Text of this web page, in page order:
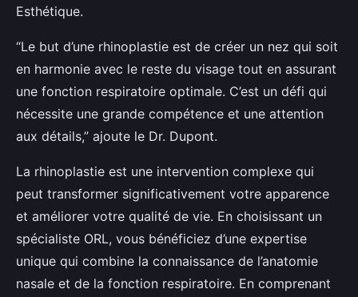
Esthétique.
“Le but d’une rhinoplastie est de créer un nez qui soit
en harmonie avec le reste du visage tout en assurant
une fonction respiratoire optimale. C’est un défi qui
nécessite une grande compétence et une attention
aux détails,” ajoute le Dr. Dupont.
La rhinoplastie est une intervention complexe qui
peut transformer significativement votre apparence
et améliorer votre qualité de vie. En choisissant un
spécialiste ORL, vous bénéficiez d’une expertise
unique qui combine la connaissance de l’anatomie
nasale et de la fonction respiratoire. En comprenant